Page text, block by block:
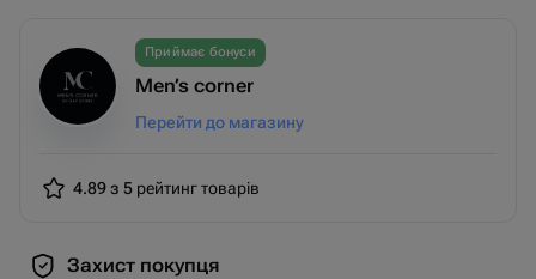
Приймає бонуси
Men’s corner
Перейти до магазину
4.89 з 5 рейтинг товарів
Захист покупця